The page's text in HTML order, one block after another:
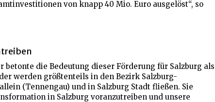
von knapp 40 Mio. Euro ausgelöst“, so
die Bedeutung dieser Förderung für Salzburg als
werden größtenteils in den Bezirk Salzburg-
(Tennengau) und in Salzburg Stadt fließen. Sie
in Salzburg voranzutreiben und unsere